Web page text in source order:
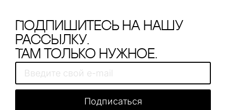
Подпишитесь на нашу
рассылку.
Там только нужное.
Подписаться